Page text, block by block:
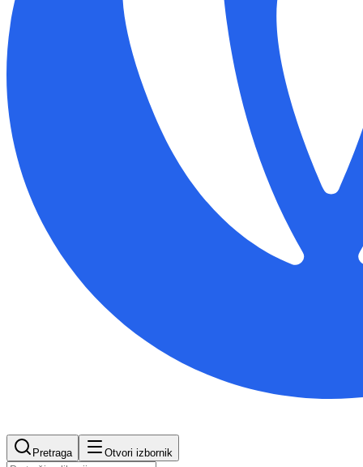
Pretraga Otvori izbornik